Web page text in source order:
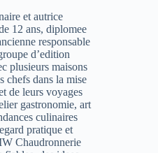
et autrice
12 ans, diplomee
responsable
d’edition
plusieurs maisons
chefs dans la mise
de leurs voyages
gastronomie, art
culinaires
pratique et
Chaudronnerie